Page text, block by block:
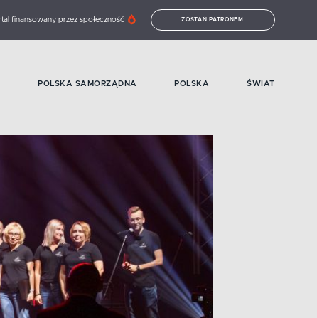
finansowany przez społeczność ZOSTAŃ PATRONEM
POLSKA SAMORZĄDNA POLSKA ŚWIAT